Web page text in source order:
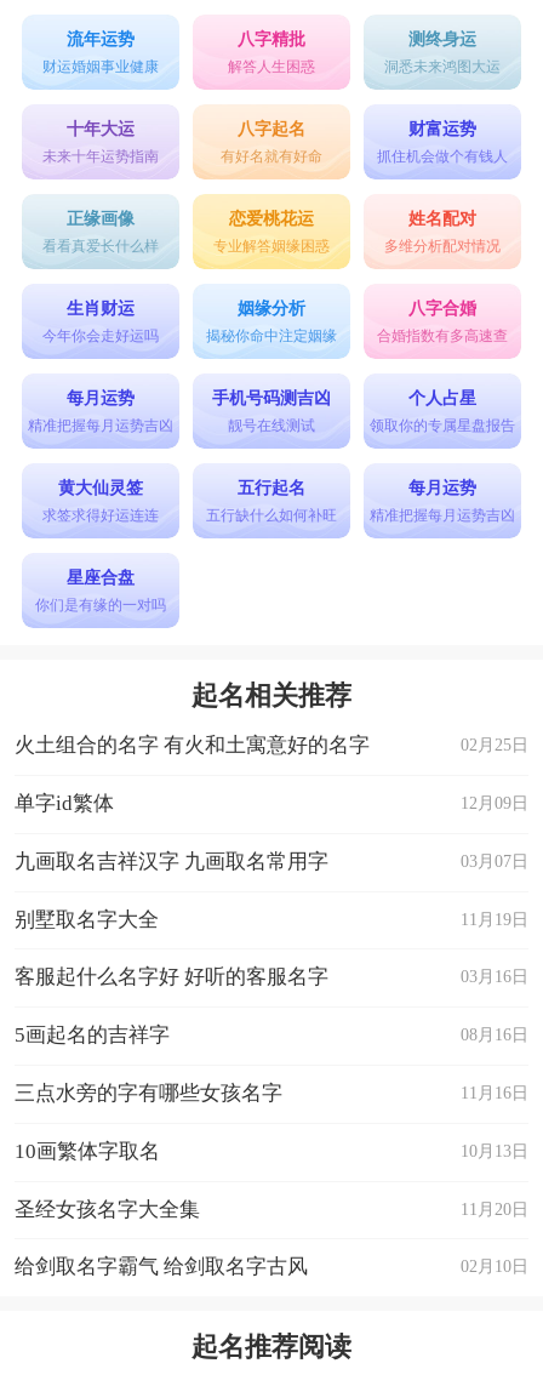
流年运势
财运婚姻事业健康
八字精批
解答人生困惑
测终身运
洞悉未来鸿图大运
十年大运
未来十年运势指南
八字起名
有好名就有好命
财富运势
抓住机会做个有钱人
正缘画像
看看真爱长什么样
恋爱桃花运
专业解答姻缘困惑
姓名配对
多维分析配对情况
生肖财运
今年你会走好运吗
姻缘分析
揭秘你命中注定姻缘
八字合婚
合婚指数有多高速查
每月运势
精准把握每月运势吉凶
手机号码测吉凶
靓号在线测试
个人占星
领取你的专属星盘报告
黄大仙灵签
求签求得好运连连
五行起名
五行缺什么如何补旺
每月运势
精准把握每月运势吉凶
星座合盘
你们是有缘的一对吗
起名相关推荐
02月25日
火土组合的名字 有火和土寓意好的名字
12月09日
单字id繁体
03月07日
九画取名吉祥汉字 九画取名常用字
11月19日
别墅取名字大全
03月16日
客服起什么名字好 好听的客服名字
08月16日
5画起名的吉祥字
11月16日
三点水旁的字有哪些女孩名字
10月13日
10画繁体字取名
11月20日
圣经女孩名字大全集
02月10日
给剑取名字霸气 给剑取名字古风
起名推荐阅读